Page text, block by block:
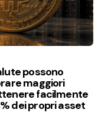
possono
maggiori
facilmente
dei propri asset